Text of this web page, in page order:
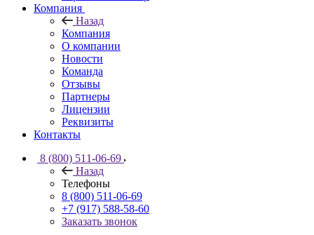
Компания
Назад
Компания
О компании
Новости
Команда
Отзывы
Партнеры
Лицензии
Реквизиты
Контакты
8 (800) 511-06-69
Назад
Телефоны
8 (800) 511-06-69
+7 (917) 588-58-60
Заказать звонок